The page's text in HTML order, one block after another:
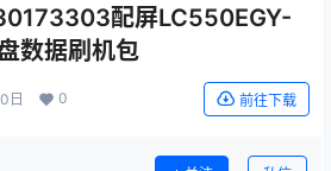
配屏LC550EGY-
数据刷机包
日 0 前往下载